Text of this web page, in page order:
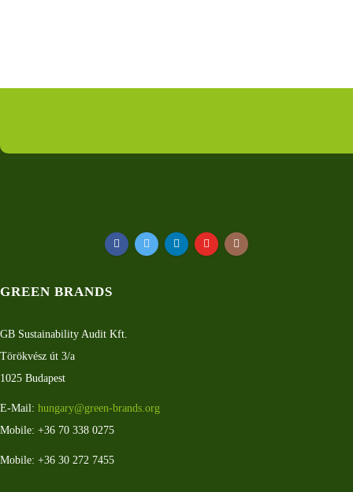
GREEN BRANDS
GB Sustainability Audit Kft.
Törökvész út 3/a
1025 Budapest
E-Mail: hungary@green-brands.org
Mobile: +36 70 338 0275
Mobile: +36 30 272 7455